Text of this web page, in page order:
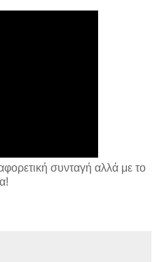
συνταγή αλλά με το